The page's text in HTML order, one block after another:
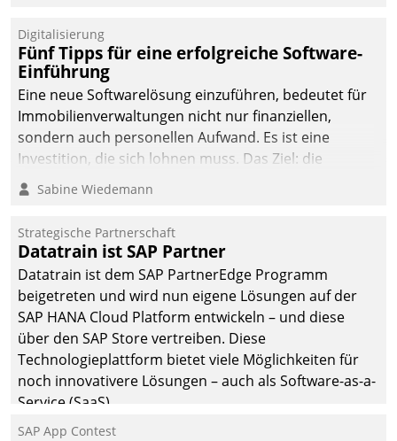
Digitalisierung
Fünf Tipps für eine erfolgreiche Software-
Einführung
Eine neue Softwarelösung einzuführen, bedeutet für
Immobilienverwaltungen nicht nur finanziellen,
sondern auch personellen Aufwand. Es ist eine
Investition, die sich lohnen muss. Das Ziel: die
nachhaltige Optimierung der Geschäftsabläufe. Damit
dieses Ziel erreicht wird, sollten einige Grundregeln
Sabine Wiedemann
Strategische Partnerschaft
Datatrain ist SAP Partner
Datatrain ist dem SAP PartnerEdge Programm
beigetreten und wird nun eigene Lösungen auf der
SAP HANA Cloud Platform entwickeln – und diese
über den SAP Store vertreiben. Diese
Technologieplattform bietet viele Möglichkeiten für
noch innovativere Lösungen – auch als Software-as-a-
Service (SaaS).
SAP App Contest